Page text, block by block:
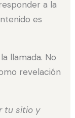
a la
es
llamada. No
revelación
tu sitio y